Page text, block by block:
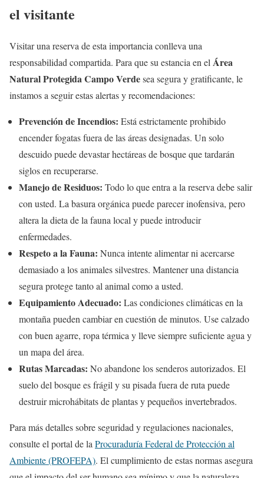
el visitante
Visitar una reserva de esta importancia conlleva una
responsabilidad compartida. Para que su estancia en elÁrea
Natural Protegida Campo Verdesea segura y gratificante, le
instamos a seguir estas alertas y recomendaciones:
Prevención de Incendios: Está estrictamente prohibido
encender fogatas fuera de las áreas designadas. Un solo
descuido puede devastar hectáreas de bosque que tardarán
siglos en recuperarse.
Manejo de Residuos: Todo lo que entra a la reserva debe salir
con usted. La basura orgánica puede parecer inofensiva, pero
altera la dieta de la fauna local y puede introducir
enfermedades.
Respeto a la Fauna: Nunca intente alimentar ni acercarse
demasiado a los animales silvestres. Mantener una distancia
segura protege tanto al animal como a usted.
Equipamiento Adecuado: Las condiciones climáticas en la
montaña pueden cambiar en cuestión de minutos. Use calzado
con buen agarre, ropa térmica y lleve siempre suficiente agua y
un mapa del área.
Rutas Marcadas: No abandone los senderos autorizados. El
suelo del bosque es frágil y su pisada fuera de ruta puede
destruir microhábitats de plantas y pequeños invertebrados.
Para más detalles sobre seguridad y regulaciones nacionales,
consulte el portal de laProcuraduría Federal de Protección al
Ambiente (PROFEPA). El cumplimiento de estas normas asegura